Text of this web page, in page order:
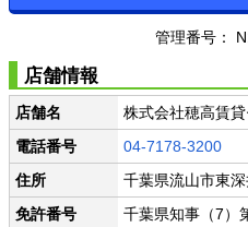
管理番号：
店舗情報
店舗名
株式会社穂高賃
電話番号
04-7178-3200
住所
千葉県流山市東
免許番号
千葉県知事（7）